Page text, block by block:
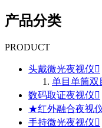
产品分类
PRODUCT
头戴微光夜视仪
单目单筒双
数码取证夜视仪
★红外融合夜视
手持微光夜视仪